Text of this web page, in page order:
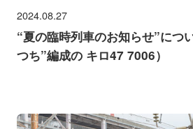
2024.08.27
“夏の臨時列車のお知らせ”につ
つち”編成の キロ47 7006）